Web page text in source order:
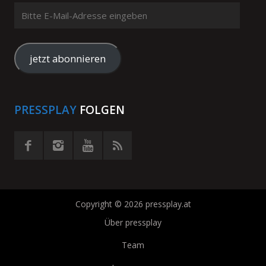
Mail-
Adresse
eingeben
jetzt abonnieren
PRESSPLAY FOLGEN
Copyright © 2026 pressplay.at
Über pressplay
Team